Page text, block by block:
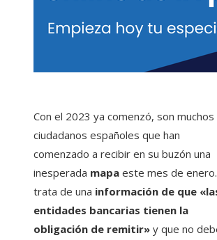
Con el 2023 ya comenzó, son muchos
ciudadanos españoles que han
comenzado a recibir en su buzón una
inesperada mapa este mes de
trata de una información de que
entidades bancarias tienen la
obligación de remitir» y que no